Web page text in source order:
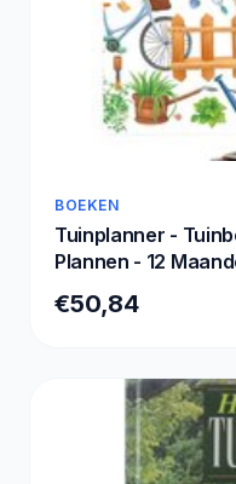
BOEKEN
Tuinplanner -
Plannen - 12
€50,84